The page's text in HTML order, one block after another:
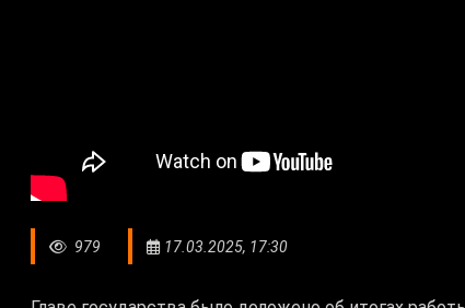
979 17.03.2025, 17:30